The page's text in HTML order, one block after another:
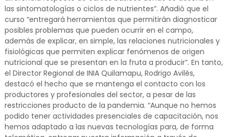
las sintomatologías o ciclos de nutrientes”. Añadió que el
curso “entregará herramientas que permitirán diagnosticar
posibles problemas que pueden ocurrir en el campo,
además de explicar, en simple, las relaciones nutricionales y
fisiológicas que permiten explicar fenómenos de origen
nutricional que se presentan en la fruta a producir”. En tanto,
el Director Regional de INIA Quilamapu, Rodrigo Avilés,
destacó el hecho que se mantenga el contacto con los
productores y profesionales del sector, a pesar de las
restricciones producto de la pandemia. “Aunque no hemos
podido tener actividades presenciales de capacitación, nos
hemos adaptado a las nuevas tecnologías para, de forma